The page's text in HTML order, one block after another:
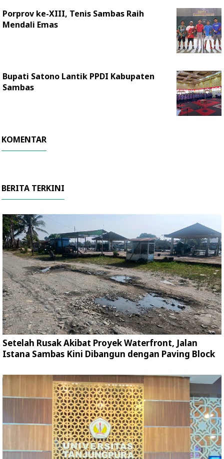
Porprov ke-XIII, Tenis Sambas Raih
Mendali Emas
Bupati Satono Lantik PPDI Kabupaten
Sambas
KOMENTAR
BERITA TERKINI
Setelah Rusak Akibat Proyek Waterfront, Jalan
Istana Sambas Kini Dibangun dengan Paving Block